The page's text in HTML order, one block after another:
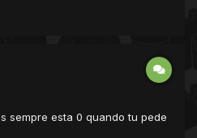
sempre esta 0 quando tu pede